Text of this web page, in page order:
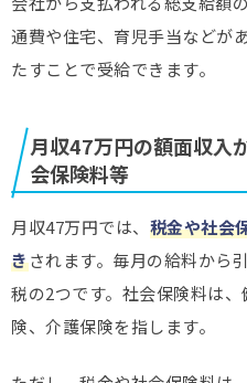
通費や住宅、育児手当などが
たすことで受給できます。
月収47万円の額面収入
会保険料等
月収47万円では、 税金や社会
きされます。毎月の給料から
税の2つです。社会保険料は
険、介護保険を指します。